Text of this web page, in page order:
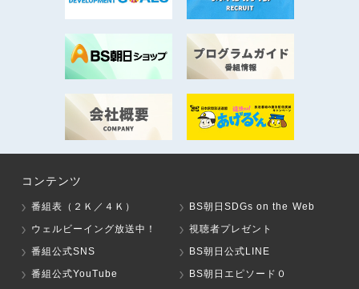
コンテンツ
番組表（２Ｋ／４Ｋ）
BS朝日SDGs on the Web
ウェルビーイング放送中！
視聴者プレゼント
番組公式SNS
BS朝日公式LINE
番組公式YouTube
BS朝日エピソード０